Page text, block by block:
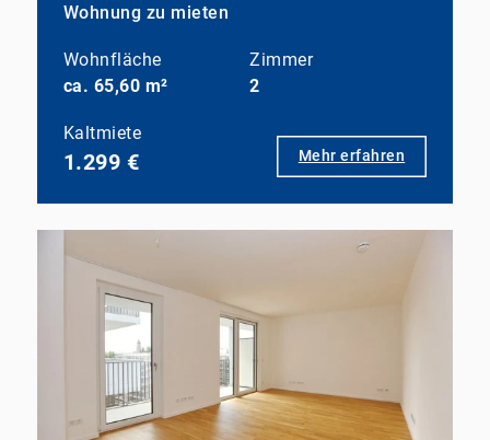
Wohnung zu mieten
Wohnfläche
ca. 65,60 m²
Zimmer
2
Kaltmiete
1.299 € Mehr erfahren